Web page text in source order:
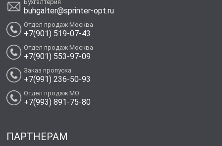
Бухгалтерия
buhgalter@sprinter-opt.ru
Отдел продаж Москва
+7(901) 519-07-43
Отдел продаж Москва
+7(901) 553-97-09
Заказ пропуска
+7(991) 236-50-93
Отдел продаж МО
+7(993) 891-75-80
ПАРТНЕРАМ